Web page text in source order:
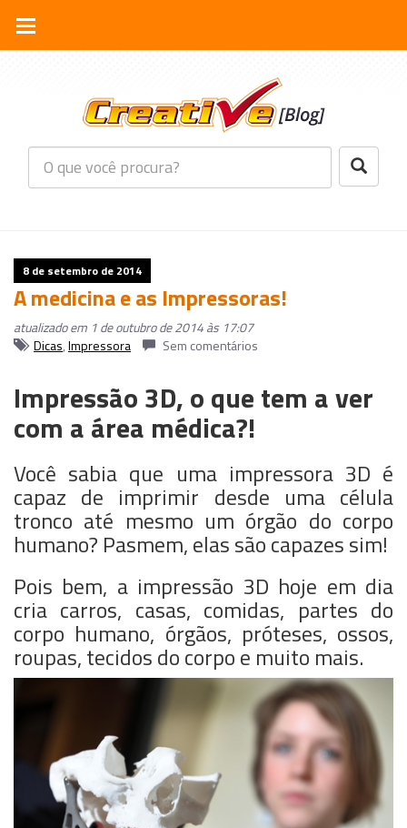
8 de setembro de 2014
A medicina e as Impressoras!
atualizado em 1 de outubro de 2014 às 17:07
Dicas,Impressora Sem comentários
Impressão 3D, o que tem a ver
com a área médica?!
Você sabia que uma impressora 3D é
capaz de imprimir desde uma célula
tronco até mesmo um órgão do corpo
humano? Pasmem, elas são capazes sim!
Pois bem, a impressão 3D hoje em dia
cria carros, casas, comidas, partes do
corpo humano, órgãos, próteses, ossos,
roupas, tecidos do corpo e muito mais.